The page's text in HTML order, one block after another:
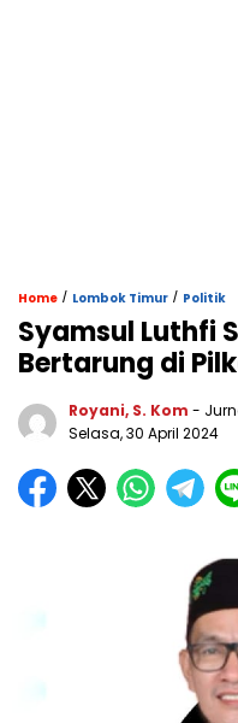
Home / Lombok Timur / Politik
Syamsul Luthfi
Bertarung di
Royani, S. Kom -
Selasa, 30 April 2024